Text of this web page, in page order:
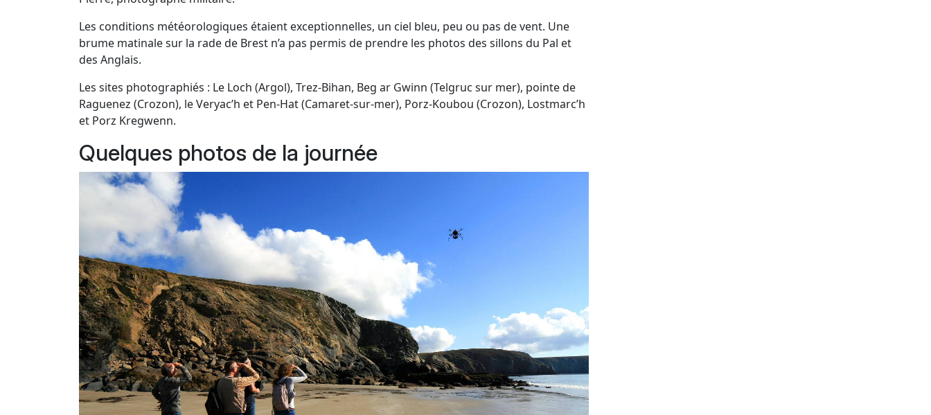
Les conditions météorologiques étaient exceptionnelles, un ciel bleu, peu ou pas de vent. Une
brume matinale sur la rade de Brest n’a pas permis de prendre les photos des sillons du Pal et
des Anglais.
Les sites photographiés : Le Loch (Argol), Trez-Bihan, Beg ar Gwinn (Telgruc sur mer), pointe de
Raguenez (Crozon), le Veryac’h et Pen-Hat (Camaret-sur-mer), Porz-Koubou (Crozon), Lostmarc’h
et Porz Kregwenn.
Quelques photos de la journée